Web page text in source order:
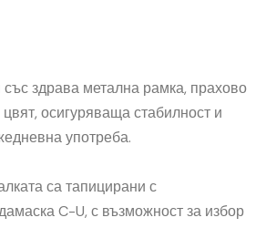
здрава метална рамка, прахово
осигуряваща стабилност и
употреба.
са тапицирани с
C-U, с възможност за избор